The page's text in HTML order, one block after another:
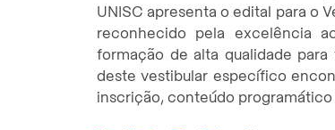
UNISC apresenta o edital para o
reconhecido pela excelência
formação de alta qualidade
deste vestibular específico
inscrição, conteúdo